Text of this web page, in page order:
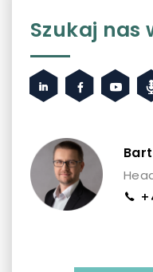
Szukaj nas